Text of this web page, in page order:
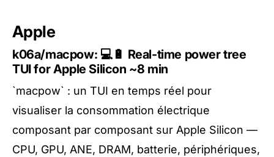
Apple
k06a/macpow: 💻🔋 Real-time power tree
TUI for Apple Silicon ~8 min
`macpow` : un TUI en temps réel pour
visualiser la consommation électrique
composant par composant sur Apple Silicon —
CPU, GPU, ANE, DRAM, batterie, périphériques,